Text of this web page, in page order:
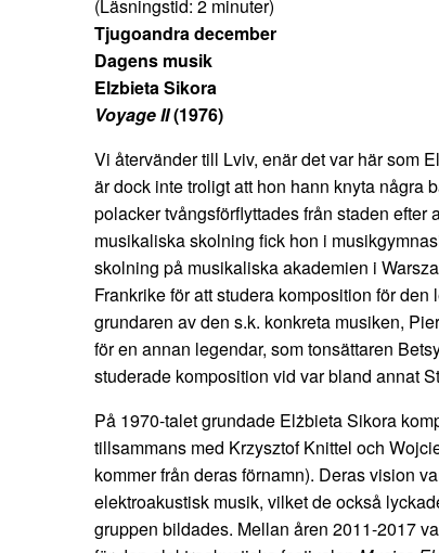
(Läsningstid: 2 minuter)
Tjugoandra december
Dagens musik
Elzbieta Sikora
Voyage II(1976)
Vi återvänder till Lviv, enär det var här som
är dock inte troligt att hon hann knyta några
polacker tvångsförflyttades från staden efter
musikaliska skolning fick hon i
skolning på musikaliska akademien i
Frankrike för att studera komposition för
grundaren av den s.k. konkreta musiken,
för en annan legendar, som tonsättaren
studerade komposition vid var bland annat
På 1970-talet grundade Elżbieta Sikora
tillsammans med Krzysztof Knittel och
kommer från deras förnamn). Deras vision
elektroakustisk musik, vilket de också
gruppen bildades. Mellan åren 2011-2017